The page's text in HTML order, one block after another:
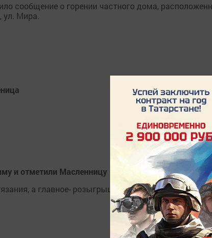
сообщение о горении частного дома,
Мира.
и отметили Масленницу
а главное- розыгрыш самых весенних